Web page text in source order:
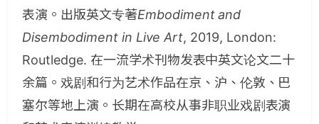
表演。出版英文专著Embodiment and
Disembodiment in Live Art, 2019, London:
Routledge. 在一流学术刊物发表中英文论文二十
余篇。戏剧和行为艺术作品在京、沪、伦敦、巴
塞尔等地上演。长期在高校从事非职业戏剧表演